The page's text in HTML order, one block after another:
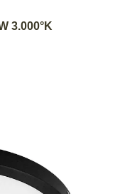
3.000°K